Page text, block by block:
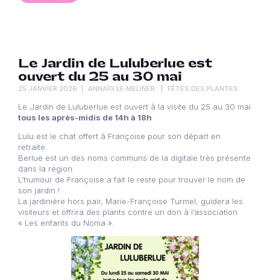
Le Jardin de Luluberlue est
ouvert du 25 au 30 mai
25 JANVIER 2026 ANNAÏG LE MELINER FÊTES DES PLANTES
Le Jardin de Luluberlue est ouvert à la visite du 25 au 30 mai
tous les après-midis de 14h à 18h
Lulu est le chat offert à Françoise pour son départ en
retraite.
Berlue est un des noms communs de la digitale très présente
dans la région.
L’humour de Françoise a fait le reste pour trouver le nom de
son jardin !
La jardinière hors pair, Marie-Françoise Turmel, guidera les
visiteurs et offrira des plants contre un don à l’association
« Les enfants du Noma ».